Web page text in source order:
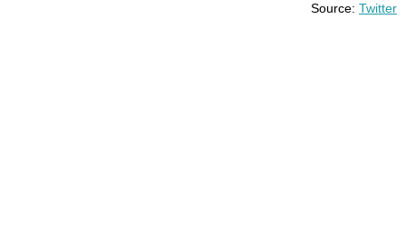
Source: Twitter